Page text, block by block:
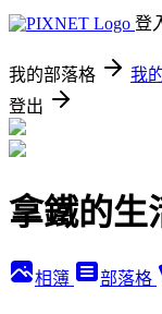
登
我的部落格 我
登出
拿鐵的生
相簿 部落格